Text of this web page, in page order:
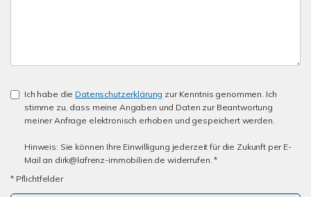
Ich habe die Datenschutzerklärung zur Kenntnis genommen. Ich
stimme zu, dass meine Angaben und Daten zur Beantwortung
meiner Anfrage elektronisch erhoben und gespeichert werden.
Hinweis: Sie können Ihre Einwilligung jederzeit für die Zukunft per E-
Mail an dirk@lafrenz-immobilien.de widerrufen. *
* Pflichtfelder